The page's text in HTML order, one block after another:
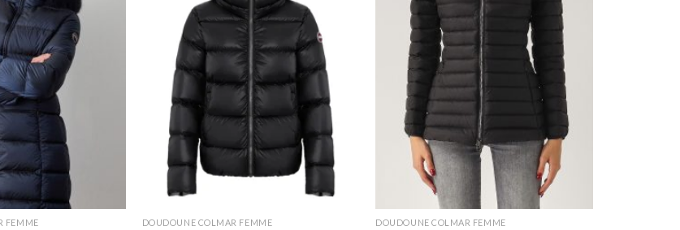
FEMME DOUDOUNE COLMAR FEMME DOUDOUNE COLMAR FEMME